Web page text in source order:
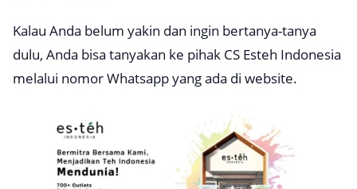
Kalau Anda belum yakin dan ingin bertanya-tanya
dulu, Anda bisa tanyakan ke pihak CS Esteh Indonesia
melalui nomor Whatsapp yang ada di website.